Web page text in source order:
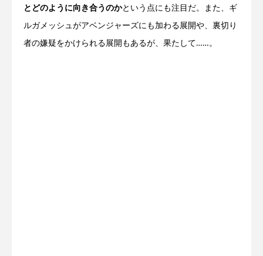
とどのように向き合うのかという点にも注目だ。また、ギ
ルガメッシュがアベンジャーズにも加わる展開や、裏切り
者の嫌疑をかけられる展開もあるが、果たして……。